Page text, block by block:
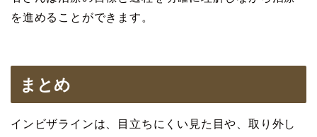
を進めることができます。
まとめ
インビザラインは、目立ちにくい見た目や、取り外し